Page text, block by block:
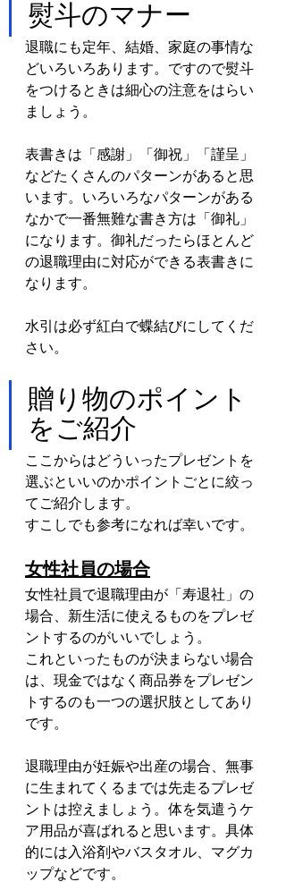
熨斗のマナー
退職にも定年、結婚、家庭の事情な
どいろいろあります。ですので熨斗
をつけるときは細心の注意をはらい
ましょう。
表書きは「感謝」「御祝」「謹呈」
などたくさんのパターンがあると思
います。いろいろなパターンがある
なかで一番無難な書き方は「御礼」
になります。御礼だったらほとんど
の退職理由に対応ができる表書きに
なります。
水引は必ず紅白で蝶結びにしてくだ
さい。
贈り物のポイント
をご紹介
ここからはどういったプレゼントを
選ぶといいのかポイントごとに絞っ
てご紹介します。
すこしでも参考になれば幸いです。
女性社員の場合
女性社員で退職理由が「寿退社」の
場合、新生活に使えるものをプレゼ
ントするのがいいでしょう。
これといったものが決まらない場合
は、現金ではなく商品券をプレゼン
トするのも一つの選択肢としてあり
です。
退職理由が妊娠や出産の場合、無事
に生まれてくるまでは先走るプレゼ
ントは控えましょう。体を気遣うケ
ア用品が喜ばれると思います。具体
的には入浴剤やバスタオル、マグカ
ップなどです。